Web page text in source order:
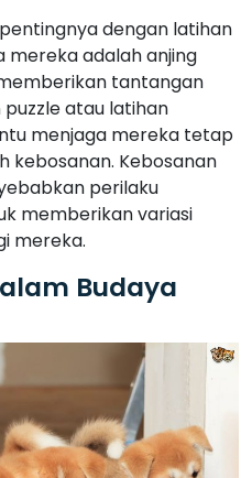
dengan latihan
mereka adalah anjing
tantangan
atau latihan
menjaga mereka tetap
kebosanan. Kebosanan
perilaku
memberikan variasi
mereka.
Budaya